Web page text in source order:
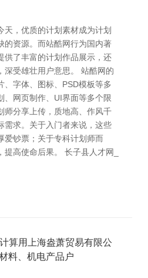
天，优质的计划素材成为计划
的资源。而站酷网行为国内著
供了丰富的计划作品展示，还
深受雄壮用户意思。 站酷网的
、字体、图标、PSD模板等多
、网页制作、UI界面等多个限
师分享上传，质地高、作风千
需求。关于入门者来说，这些
爱钞票；关于专科计划师而
高使命后果。 长子县人才网_
算用上海盎萧贸易有限公
料、机电产品户